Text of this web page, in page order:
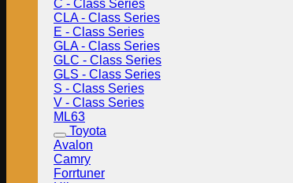
C - Class Series
CLA - Class Series
E - Class Series
GLA - Class Series
GLC - Class Series
GLS - Class Series
S - Class Series
V - Class Series
ML63
Toyota
Avalon
Camry
Forrtuner